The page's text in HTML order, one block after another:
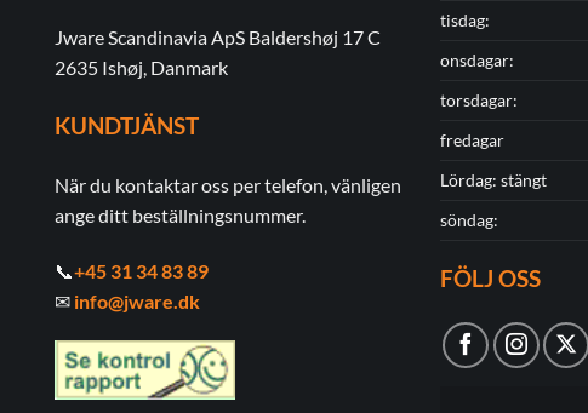
Jware Scandinavia ApS Baldershøj 17 C
2635 Ishøj, Danmark
KUNDTJÄNST
När du kontaktar oss per telefon, vänligen
ange ditt beställningsnummer.
📞+45 31 34 83 89
✉ info@jware.dk
tisdag:
onsdagar:
torsdagar:
fredagar
Lördag: stängt
söndag:
FÖLJ OSS